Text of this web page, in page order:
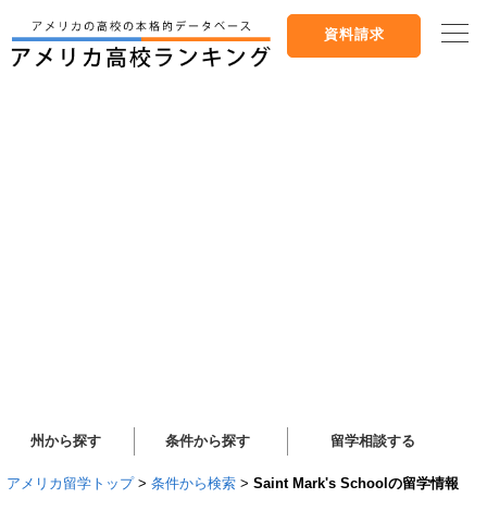
資料請求
州から探す 条件から探す 留学相談する
アメリカ留学トップ > 条件から検索 > Saint Mark's Schoolの留学情報